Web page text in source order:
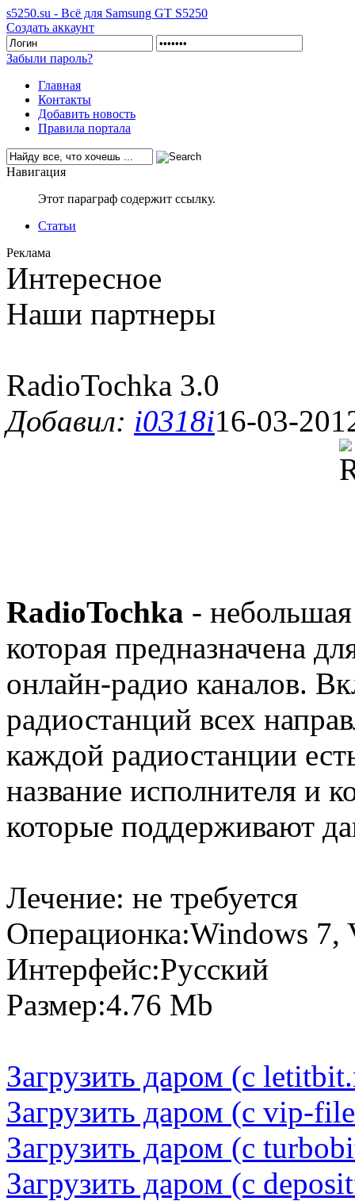
s5250.su - Всё для Samsung GT S5250
Создать аккаунт
Забыли пароль?
Главная
Контакты
Добавить новость
Правила портала
Навигация
Этот параграф содержит ссылку.
Статьи
Реклама
Интересное
Наши партнеры
RadioTochka 3.0
Добавил: i0318i16-03-
RadioTochka -
которая предназначена
онлайн-радио каналов.
радиостанций всех
каждой радиостанции
название исполнителя и
которые поддерживают
Лечение: не требуется
Операционка:Windows 7,
Интерфейс:Русский
Размер:4.76 Mb
Загрузить даром (с
Загрузить даром (с vip-
Загрузить даром (с
Загрузить даром (с